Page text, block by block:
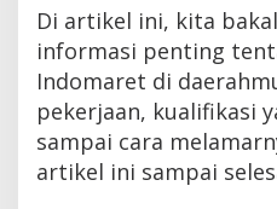
Di artikel ini, kita
informasi penting
Indomaret di
pekerjaan, kualifikasi
sampai cara
artikel ini sampai